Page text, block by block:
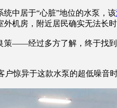
中居于“心脏”地位的水泵，该
机房，附近居民确实无法长
策——经过多方了解，终于
惊异于这款水泵的超低噪音